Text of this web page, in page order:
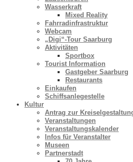
Wasserkraft
Mixed Reality
Fahrradinfrastruktur
Webcam
„Digi“-Tour Saarburg
Aktivitäten
Sportbox
Tourist Information
Gastgeber Saarburg
Restaurants
Einkaufen
Schiffsanlegestelle
Kultur
Antrag zur
Veranstaltungen
Veranstaltungskalender
Infos für Veranstalter
Museen
Partnerstadt